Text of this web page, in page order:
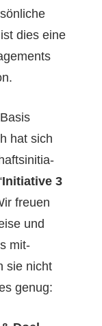
dies eine
hat sich
Ini­tia­tive 3
freuen
und
mit­
sie nicht
genug: